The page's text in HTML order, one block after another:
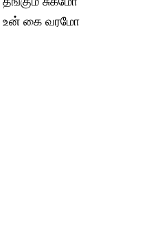
உன் கை வரமோ